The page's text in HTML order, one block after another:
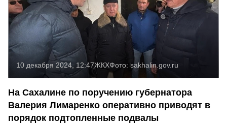
10 декабря 2024, 12:47ЖКХФото:sakhalin.gov.ru
На Сахалине по поручению губернатора
Валерия Лимаренко оперативно приводят в
порядок подтопленные подвалы